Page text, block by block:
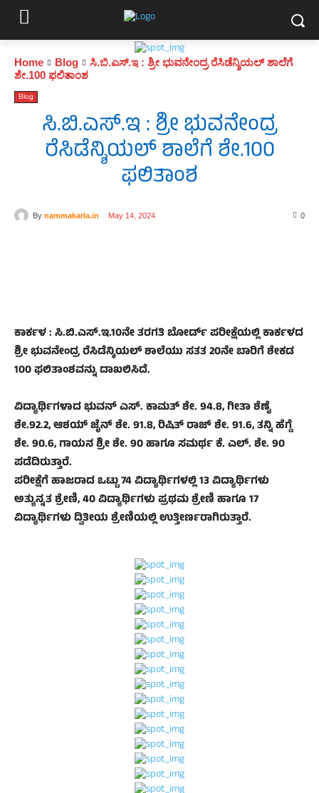
Home Blog
ಸಿ.ಬಿ.ಎಸ್.ಇ : ಶ್ರೀ ಭುವನೇಂದ್ರ ರೆಸಿಡೆನ್ಶಿಯಲ್ ಶಾಲೆಗೆ
ಶೇ.100 ಫಲಿತಾಂಶ
Blog
ಸಿ.ಬಿ.ಎಸ್.ಇ : ಶ್ರೀ ಭುವನೇಂದ್ರ
ರೆಸಿಡೆನ್ಶಿಯಲ್ ಶಾಲೆಗೆ ಶೇ.100
ಫಲಿತಾಂಶ
By nammakarla.in May 14, 2024 0
ಕಾರ್ಕಳ : ಸಿ.ಬಿ.ಎಸ್.ಇ.10ನೇ ತರಗತಿ ಬೋರ್ಡ್ ಪರೀಕ್ಷೆಯಲ್ಲಿ ಕಾರ್ಕಳದ
ಶ್ರೀ ಭುವನೇಂದ್ರ ರೆಸಿಡೆನ್ಶಿಯಲ್ ಶಾಲೆಯು ಸತತ 20ನೇ ಬಾರಿಗೆ ಶೇಕಡ
100 ಫಲಿತಾಂಶವನ್ನು ದಾಖಲಿಸಿದೆ.
ವಿದ್ಯಾರ್ಥಿಗಳಾದ ಭುವನ್ ಎಸ್. ಕಾಮತ್ ಶೇ. 94.8, ಗೀತಾ ಶೆಣೈ
ಶೇ.92.2, ಆಶಯ್ ಜೈನ್ ಶೇ. 91.8, ರಿಷಿತ್ ರಾಜ್ ಶೇ. 91.6, ತನ್ನಿ ಹೆಗ್ಡೆ
ಶೇ. 90.6, ಗಾಯನ ಶ್ರೀ ಶೇ. 90 ಹಾಗೂ ಸಮರ್ಥ ಕೆ. ಎಲ್. ಶೇ. 90
ಪಡೆದಿರುತ್ತಾರೆ.
ಪರೀಕ್ಷೆಗೆ ಹಾಜರಾದ ಒಟ್ಟು 74 ವಿದ್ಯಾರ್ಥಿಗಳಲ್ಲಿ 13 ವಿದ್ಯಾರ್ಥಿಗಳು
ಅತ್ಯುನ್ನತ ಶ್ರೇಣಿ, 40 ವಿದ್ಯಾರ್ಥಿಗಳು ಪ್ರಥಮ ಶ್ರೇಣಿ ಹಾಗೂ 17
ವಿದ್ಯಾರ್ಥಿಗಳು ದ್ವಿತೀಯ ಶ್ರೇಣಿಯಲ್ಲಿ ಉತ್ತೀರ್ಣರಾಗಿರುತ್ತಾರೆ.